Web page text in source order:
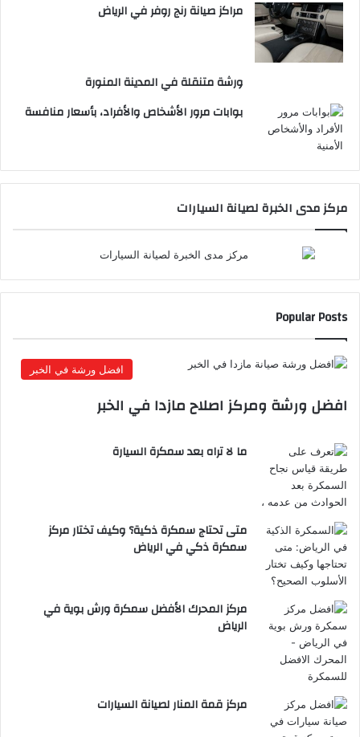
مراكز صيانة رنج روفر في الرياض
ورشة متنقلة في المدينة المنورة
بوابات مرور الأشخاص والأفراد، بأسعار منافسة
مركز مدى الخبرة لصيانة السيارات
Popular Posts
افضل ورشة في الخبر
افضل ورشة ومركز اصلاح مازدا في الخبر
ما لا تراه بعد سمكرة السيارة
متى تحتاج سمكرة ذكية؟ وكيف تختار مركز
سمكرة ذكي في الرياض
مركز المحرك الأفضل سمكرة ورش بوية في
الرياض
مركز قمة المنار لصيانة السيارات